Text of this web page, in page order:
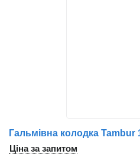
Ціна за запитом